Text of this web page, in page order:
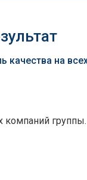
на
компаний группы.